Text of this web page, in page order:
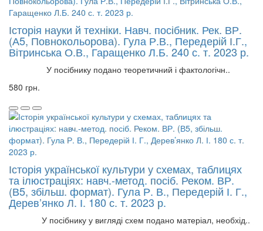
Історія науки й техніки. Навч. посібник. Рек. ВР.
(А5, Повнокольорова). Гула Р.В., Передерій І.Г.,
Вітринська О.В., Гаращенко Л.Б. 240 с. т. 2023 р.
У посібнику подано теоретичний і фактологічн..
580 грн.
Історія української культури у схемах, таблицях
та ілюстраціях: навч.-метод. посіб. Реком. ВР.
(В5, збільш. формат). Гула Р. В., Передерій І. Г.,
Дерев’янко Л. І. 180 с. т. 2023 р.
У посібнику у вигляді схем подано матеріал, необхід..